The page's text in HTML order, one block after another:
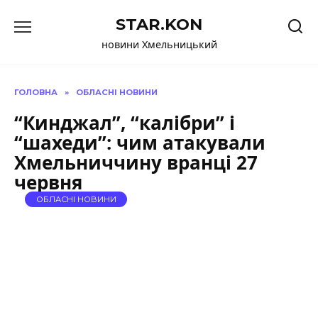
до
STAR.KON
новини Хмельницький
ГОЛОВНА » ОБЛАСНІ НОВИНИ
“Кинджал”, “калібри” і
“шахеди”: чим атакували
Хмельниччину вранці 27
червня
ОБЛАСНІ НОВИНИ